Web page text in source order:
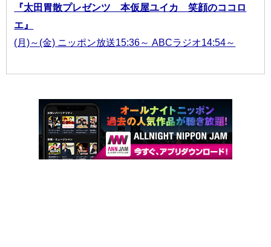
『太田胃散プレゼンツ 本仮屋ユイカ 笑顔のココロ
エ』
(月)～(金) ニッポン放送15:36～ ABCラジオ14:54～